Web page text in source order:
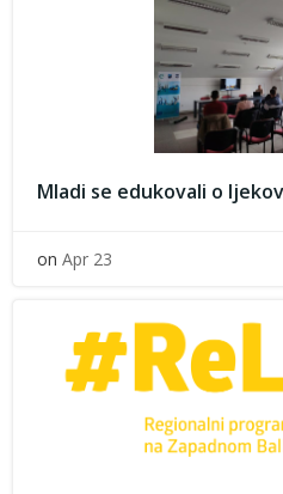
Mladi se edukovali o
on Apr 23